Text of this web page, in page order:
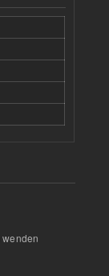
wenden